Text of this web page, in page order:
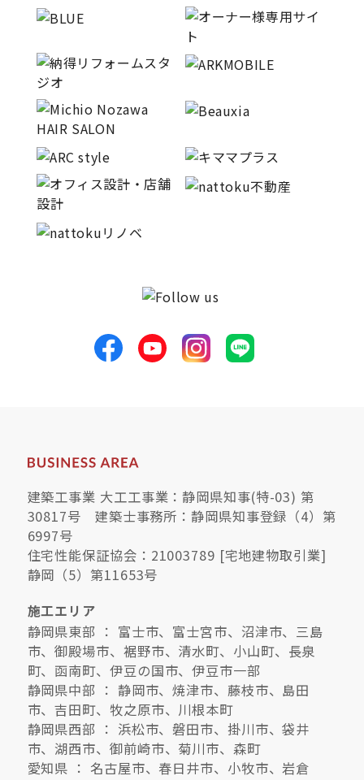
建築工事業 大工工事業：静岡県知事(特-03) 第
30817号 建築士事務所：静岡県知事登録（4）第
6997号
住宅性能保証協会：21003789 [宅地建物取引業]
静岡（5）第11653号
施工エリア
静岡県東部 ： 富士市、富士宮市、沼津市、三島
市、御殿場市、裾野市、清水町、小山町、長泉
町、函南町、伊豆の国市、伊豆市一部
静岡県中部 ： 静岡市、焼津市、藤枝市、島田
市、吉田町、牧之原市、川根本町
静岡県西部 ： 浜松市、磐田市、掛川市、袋井
市、湖西市、御前崎市、菊川市、森町
愛知県 ： 名古屋市、春日井市、小牧市、岩倉